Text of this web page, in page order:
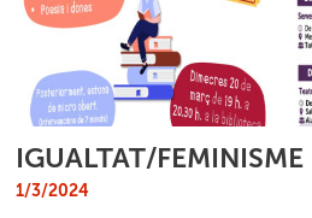
IGUALTAT/FEMINISME
1/3/2024